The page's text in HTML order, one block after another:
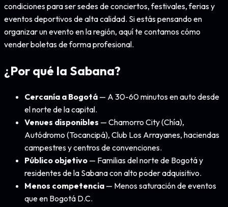
condiciones para ser sedes de conciertos, festivales, ferias y
eventos deportivos de alta calidad. Si estás pensando en
organizar un evento en la región, aquí te contamos cómo
vender boletas de forma profesional.
¿Por qué la Sabana?
Cercanía a Bogotá — A 30-60 minutos en auto desde
el norte de la capital.
Venues disponibles — Chamorro City (Chía),
Autódromo (Tocancipá), Club Los Arrayanes, haciendas
campestres y centros de convenciones.
Público objetivo — Familias del norte de Bogotá y
residentes de la Sabana con alto poder adquisitivo.
Menos competencia — Menos saturación de eventos
que en Bogotá D.C.